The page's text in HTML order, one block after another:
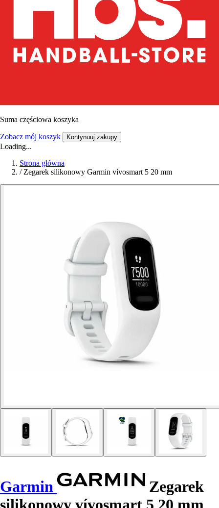
Suma częściowa koszyka
Zobacz mój koszyk Kontynuuj zakupy
Loading...
Strona główna
/ Zegarek silikonowy Garmin vívosmart 5 20 mm
Garmin
Zegarek